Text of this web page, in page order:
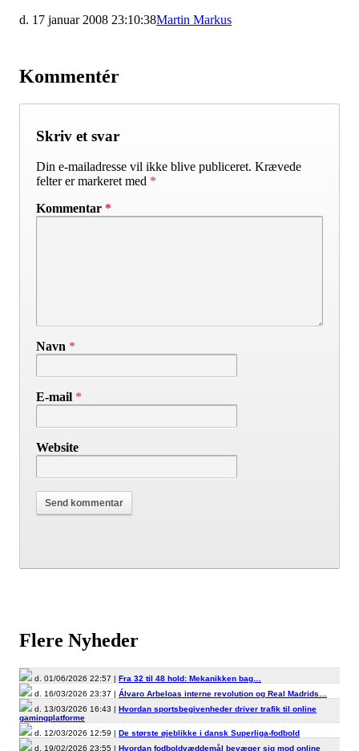
d. 17 januar 2008 23:10:38Martin Markus
Kommentér
Skriv et svar
Din e-mailadresse vil ikke blive publiceret. Krævede
felter er markeret med *
Kommentar *
Navn *
E-mail *
Website
Flere Nyheder
d. 01/06/2026 22:57 | Fra 32 til 48 hold: Mekanikken bag…
d. 16/03/2026 23:37 | Álvaro Arbeloas interne revolution og Real Madrids…
d. 13/03/2026 16:43 | Hvordan sportsbegivenheder driver trafik til online
gamingplatforme
d. 12/03/2026 12:59 | De største øjeblikke i dansk Superliga-fodbold
d. 19/02/2026 23:55 | Hvordan fodboldvæddemål bevæger sig mod online